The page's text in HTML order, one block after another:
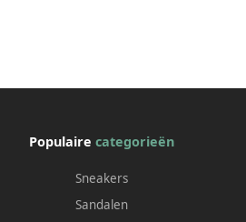
Populaire categorieën
Sneakers
Sandalen